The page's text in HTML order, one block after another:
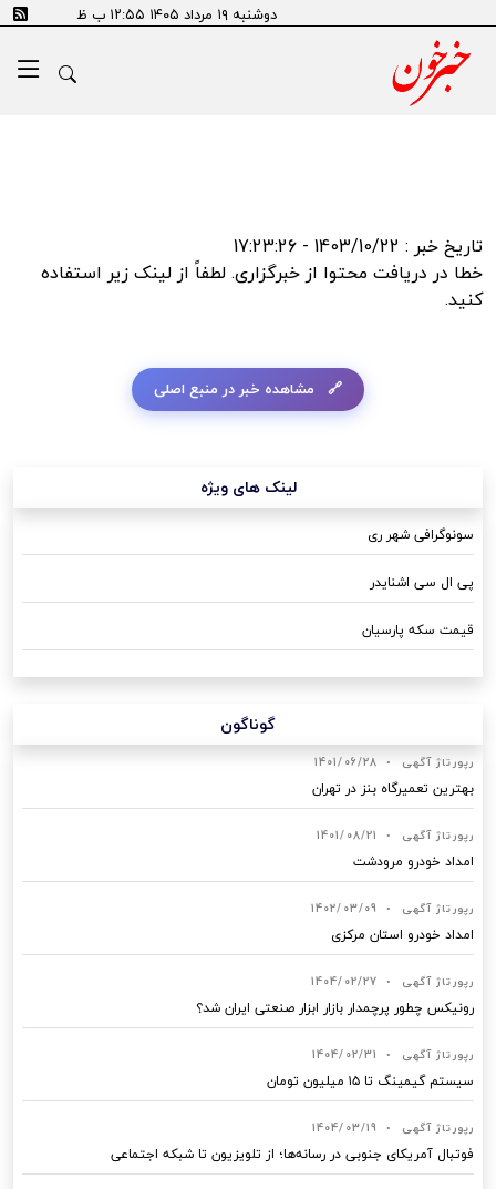
دوشنبه ۱۹ مرداد ۱۴۰۵ ۱۲:۵۵ ب ظ
error:SSL certificate problem: self signed certificate in
certificate chain
تاریخ خبر : 1403/10/22 - 17:23:26
خطا در دریافت محتوا از خبرگزاری. لطفاً از لینک زیر استفاده
کنید.
مشاهده خبر در منبع اصلی
لینک های ویژه
سونوگرافی شهر ری
پی ال سی اشنایدر
قیمت سکه پارسیان
گوناگون
رپورتاژ آگهی •
1401/06/28
بهترین تعمیرگاه بنز در تهران
رپورتاژ آگهی •
1401/08/21
امداد خودرو مرودشت
رپورتاژ آگهی •
1402/03/09
امداد خودرو استان مرکزی
رپورتاژ آگهی •
1404/02/27
رونیکس چطور پرچمدار بازار ابزار صنعتی ایران شد؟
رپورتاژ آگهی •
1404/02/31
سیستم گیمینگ تا ۱۵ میلیون تومان
رپورتاژ آگهی •
1404/03/19
فوتبال آمریکای جنوبی در رسانه‌ها؛ از تلویزیون تا شبکه اجتماعی